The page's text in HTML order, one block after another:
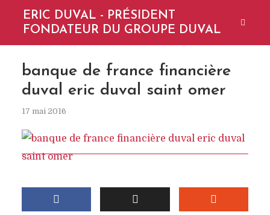
ERIC DUVAL - PRÉSIDENT
FONDATEUR DU GROUPE DUVAL
banque de france financière
duval eric duval saint omer
17 mai 2016